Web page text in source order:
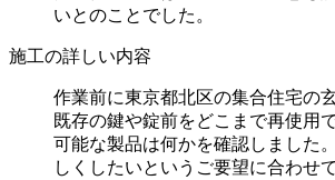
いとのことでした。
施工の詳しい内容
作業前に東京都北区の集合住宅の
既存の鍵や錠前をどこまで再使用
可能な製品は何かを確認しました
しくしたいというご要望に合わせ